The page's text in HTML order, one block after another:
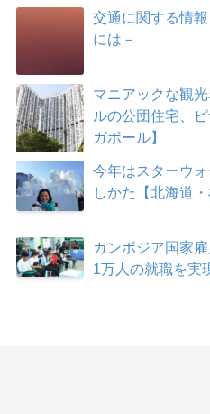
交通に関する情
には－
マニアックな観
ルの公団住宅、
ガポール】
今年はスターウ
しかた【北海道・
カンボジア国家
1万人の就職を実